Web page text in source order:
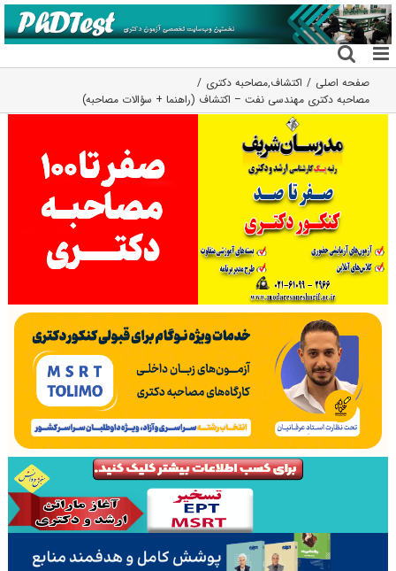
رفتن
به
محتوا
صفحه اصلی اکتشاف,مصاحبه دکتری
مصاحبه دکتری مهندسی نفت – اکتشاف (راهنما + سؤالات مصاحبه)